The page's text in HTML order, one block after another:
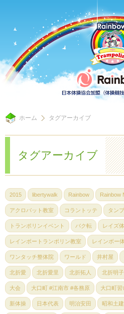
ホーム タグアーカイブ
タグアーカイブ
2015 libertywalk Rainbow Rainbow
アクロバット教室 コラントッテ タン
トランポリンイベント バク転 レイズ
レインボートランポリン教室 レインボー
ワンタッチ整体院 ワールド 井村屋
北折愛 北折愛里 北折拓人 北折明子
大会 大口町 #江南市 #各務原 大口町習
新体操 日本代表 明治安田 昭和土建